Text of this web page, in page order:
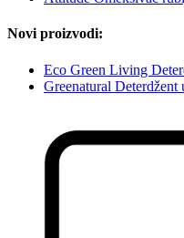
Novi proizvodi:
Eco Green Living
Greenatural